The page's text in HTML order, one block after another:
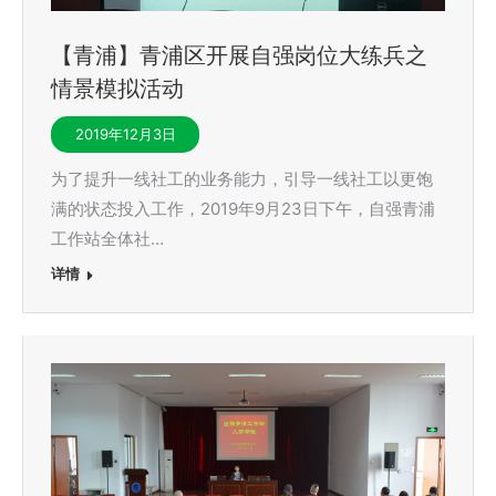
【青浦】青浦区开展自强岗位大练兵之
情景模拟活动
2019年12月3日
为了提升一线社工的业务能力，引导一线社工以更饱
满的状态投入工作，2019年9月23日下午，自强青浦
工作站全体社…
详情